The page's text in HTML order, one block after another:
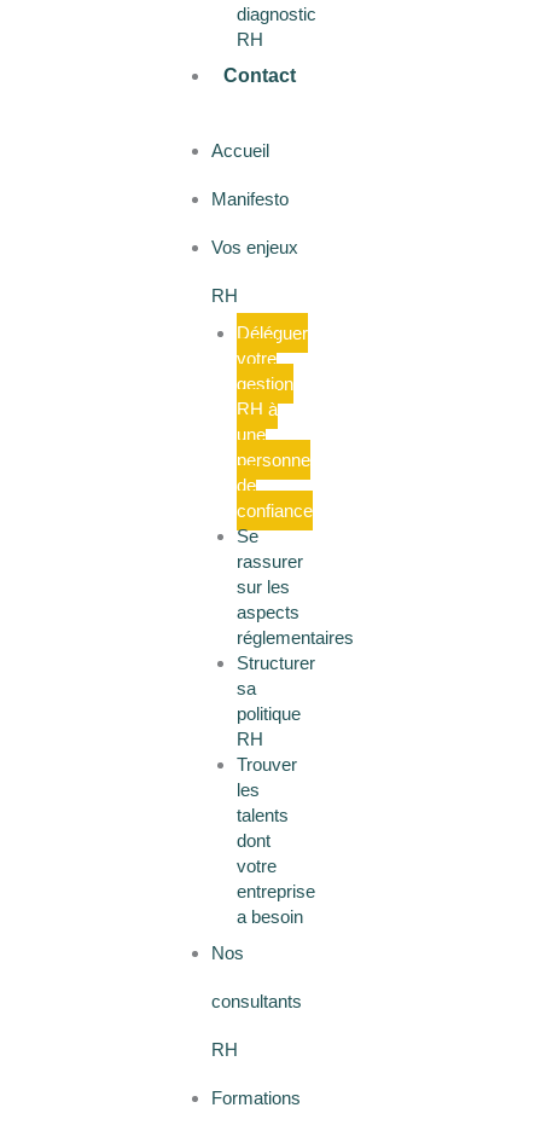
diagnostic
RH
Contact
Accueil
Manifesto
Vos enjeux
RH
Déléguer
votre
gestion
RH à
une
personne
de
confiance
Se
rassurer
sur les
aspects
réglementaires
Structurer
sa
politique
RH
Trouver
les
talents
dont
votre
entreprise
a besoin
Nos
consultants
RH
Formations